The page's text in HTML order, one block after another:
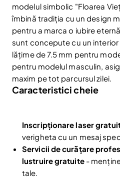
modelul simbolic "Floarea
îmbină tradiția cu un design
pentru a marca o iubire
sunt concepute cu un
lățime de 7.5 mm pentru
pentru modelul masculin,
maxim pe tot parcursul zilei.
Caracteristici cheie
Inscripționare laser
verigheta cu un mesaj
Servicii de curățare
lustruire gratuite-
tale.